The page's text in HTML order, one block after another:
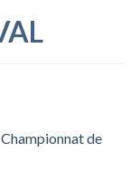
Championnat de